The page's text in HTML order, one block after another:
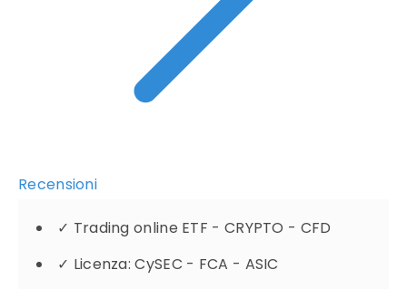
Recensioni
✓ Trading online ETF - CRYPTO - CFD
✓ Licenza: CySEC - FCA - ASIC